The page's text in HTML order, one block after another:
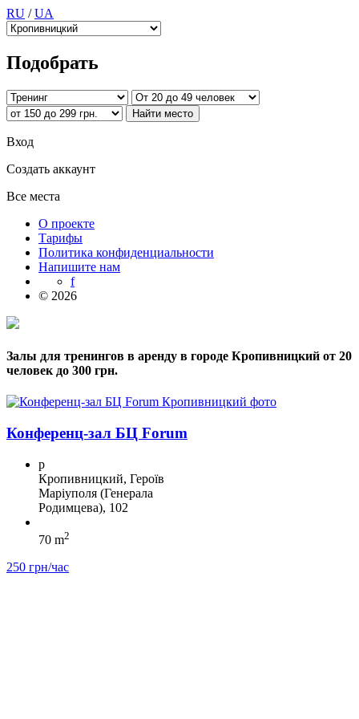
RU /UA
Подобрать
Вход
Создать аккаунт
Все места
О проекте
Тарифы
Политика конфиденциальности
Напишите нам
f
© 2026
Залы для тренингов в аренду в городе Кропивницкий от 20
человек до 300 грн.
Конференц-зал БЦ Forum
p
Кропивницкий, Героїв
Маріуполя (Генерала
Родимцева), 102
70 m2
250 грн/час